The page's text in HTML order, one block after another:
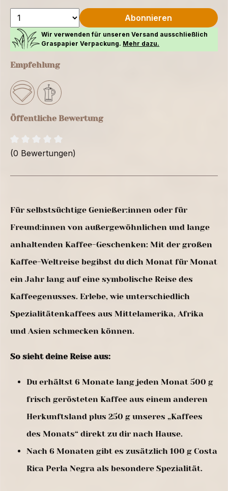
Abonnieren
Wir verwenden für unseren Versand ausschließlich
Graspapier Verpackung. Mehr dazu.
Empfehlung
Öffentliche Bewertung
(0 Bewertungen)
Für selbstsüchtige Genießer:innen oder für
Freund:innen von außergewöhnlichen und lange
anhaltenden Kaffee-Geschenken: Mit der großen
Kaffee-Weltreise begibst du dich Monat für Monat
ein Jahr lang auf eine symbolische Reise des
Kaffeegenusses. Erlebe, wie unterschiedlich
Spezialitätenkaffees aus Mittelamerika, Afrika
und Asien schmecken können.
So sieht deine Reise aus:
Du erhältst 6 Monate lang jeden Monat 500 g
frisch gerösteten Kaffee aus einem anderen
Herkunftsland plus 250 g unseres „Kaffees
des Monats“ direkt zu dir nach Hause.
Nach 6 Monaten gibt es zusätzlich 100 g Costa
Rica Perla Negra als besondere Spezialität.